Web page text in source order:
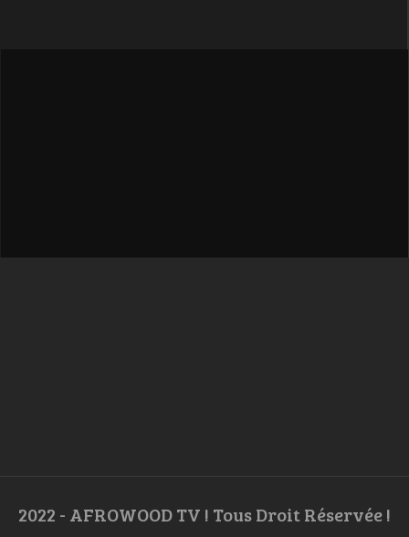
2022 - AFROWOOD TV ! Tous Droit Réservée !